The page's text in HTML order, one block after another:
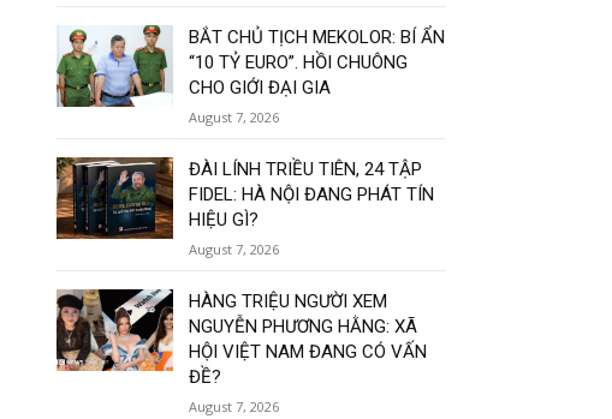
BẮT CHỦ TỊCH MEKOLOR: BÍ ẨN
“10 TỶ EURO”. HỒI CHUÔNG
CHO GIỚI ĐẠI GIA
August 7, 2026
ĐÀI LÍNH TRIỀU TIÊN, 24 TẬP
FIDEL: HÀ NỘI ĐANG PHÁT TÍN
HIỆU GÌ?
August 7, 2026
HÀNG TRIỆU NGƯỜI XEM
NGUYỄN PHƯƠNG HẰNG: XÃ
HỘI VIỆT NAM ĐANG CÓ VẤN
ĐỀ?
August 7, 2026